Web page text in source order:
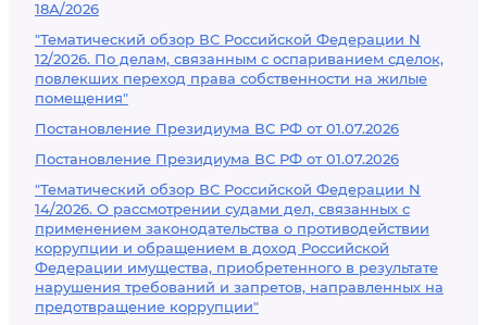
18А/2026
"Тематический обзор ВС Российской Федерации N
12/2026. По делам, связанным с оспариванием сделок,
повлекших переход права собственности на жилые
помещения"
Постановление Президиума ВС РФ от 01.07.2026
Постановление Президиума ВС РФ от 01.07.2026
"Тематический обзор ВС Российской Федерации N
14/2026. О рассмотрении судами дел, связанных с
применением законодательства о противодействии
коррупции и обращением в доход Российской
Федерации имущества, приобретенного в результате
нарушения требований и запретов, направленных на
предотвращение коррупции"